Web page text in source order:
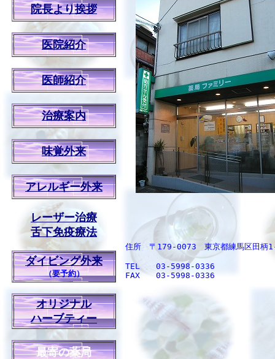
院長より挨拶
医院紹介
医師紹介
治療案内
味覚外来
アレルギー外来
レーザー治療
舌下免疫療法
ダイビング外来
（要予約）
オリジナル
ハーブティー
最寄の薬局
住所　〒179-0073　東京都練馬区田
TEL　　03-5998-0336
FAX　　03-5998-0336